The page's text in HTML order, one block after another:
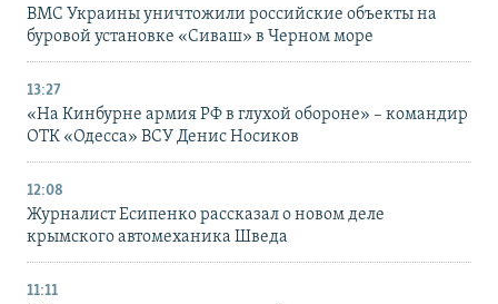
ВМС Украины уничтожили российские объекты на
буровой установке «Сиваш» в Черном море
13:27
«На Кинбурне армия РФ в глухой обороне» – командир
ОТК «Одесса» ВСУ Денис Носиков
12:08
Журналист Есипенко рассказал о новом деле
крымского автомеханика Шведа
11:11